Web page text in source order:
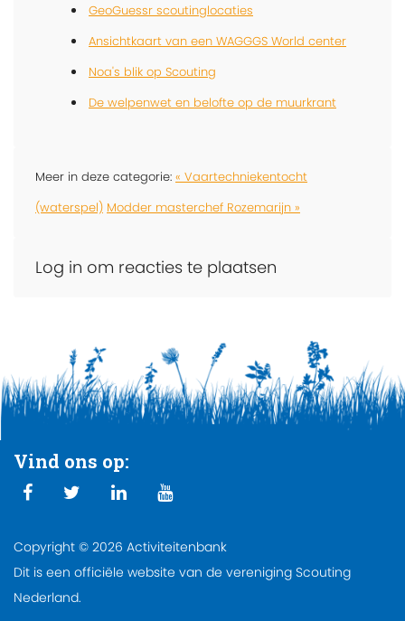
GeoGuessr scoutinglocaties
Ansichtkaart van een WAGGGS World center
Noa's blik op Scouting
De welpenwet en belofte op de muurkrant
Meer in deze categorie: « Vaartechniekentocht
(waterspel) Modder masterchef Rozemarijn »
Log in om reacties te plaatsen
Vind ons op:
Copyright © 2026 Activiteitenbank
Dit is een officiële website van de vereniging Scouting
Nederland.